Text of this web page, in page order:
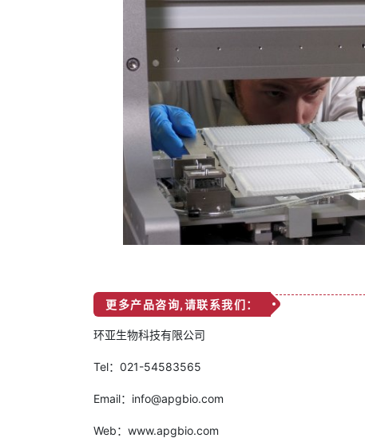
更多产品咨询,请联系我们：
环亚生物科技有限公司
Tel：021-54583565
Email：info@apgbio.com
Web：www.apgbio.com